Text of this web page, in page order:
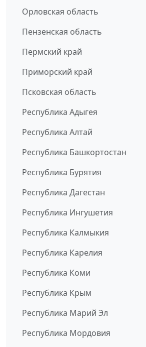
Орловская область
Пензенская область
Пермский край
Приморский край
Псковская область
Республика Адыгея
Республика Алтай
Республика Башкортостан
Республика Бурятия
Республика Дагестан
Республика Ингушетия
Республика Калмыкия
Республика Карелия
Республика Коми
Республика Крым
Республика Марий Эл
Республика Мордовия